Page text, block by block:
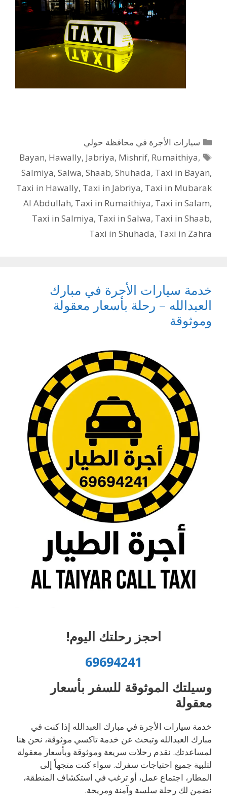
التصنيفات
سيارات الأجرة في محافظة حولي
الوسوم
Bayan, Hawally, Jabriya, Mishrif, Rumaithiya,
Salmiya, Salwa, Shaab, Shuhada, Taxi in Bayan,
Taxi in Hawally, Taxi in Jabriya, Taxi in Mubarak
Al Abdullah, Taxi in Rumaithiya, Taxi in Salam,
Taxi in Salmiya, Taxi in Salwa, Taxi in Shaab,
Taxi in Shuhada, Taxi in Zahra
خدمة سيارات الأجرة في مبارك
العبدالله – رحلة بأسعار معقولة
وموثوقة
احجز رحلتك اليوم!
69694241
وسيلتك الموثوقة للسفر بأسعار
معقولة
خدمة سيارات الأجرة في مبارك العبدالله إذا كنت في
مبارك العبدالله وتبحث عن خدمة تاكسي موثوقة، نحن هنا
لمساعدتك. نقدم رحلات سريعة وموثوقة وبأسعار معقولة
لتلبية جميع احتياجات سفرك. سواء كنت متجهاً إلى
المطار، اجتماع عمل، أو ترغب في استكشاف المنطقة،
نضمن لك رحلة سلسة وآمنة ومريحة.